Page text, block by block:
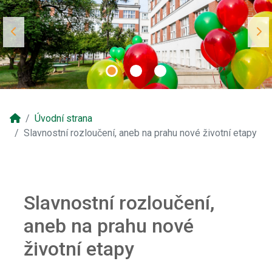
Úvodní strana
Slavnostní rozloučení, aneb na prahu nové životní etapy
Slavnostní rozloučení,
aneb na prahu nové
životní etapy